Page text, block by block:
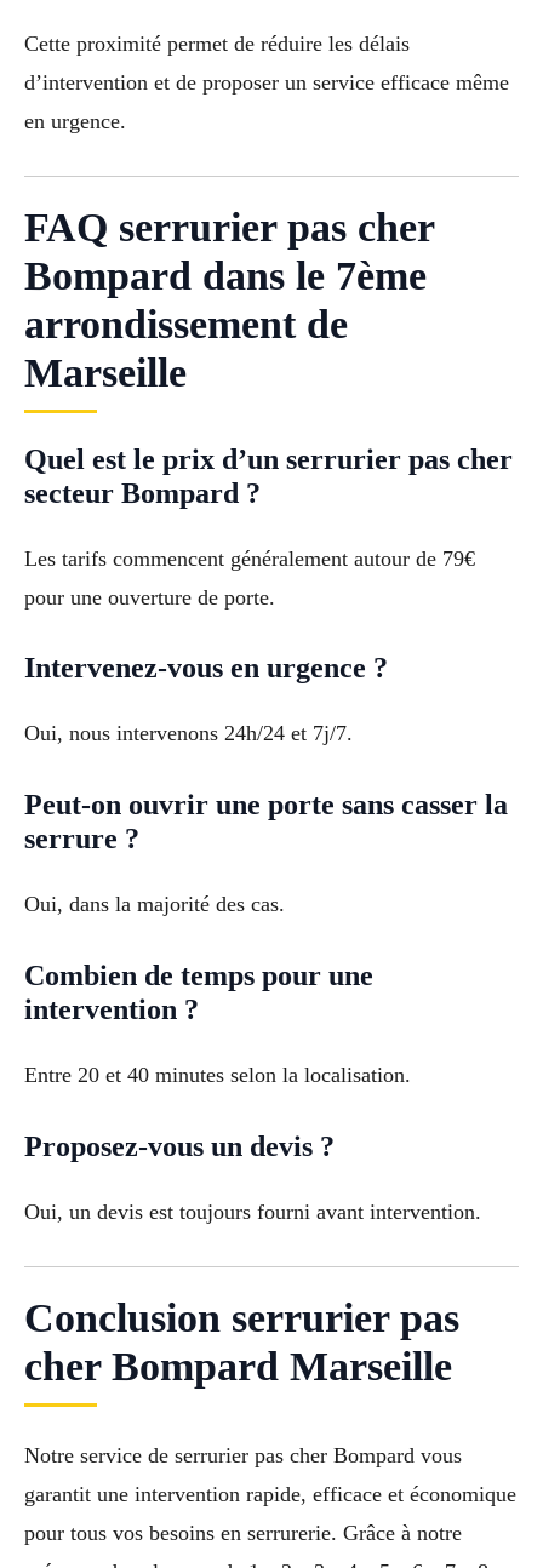
Cette proximité permet de réduire les délais
d’intervention et de proposer un service efficace même
en urgence.
FAQ serrurier pas cher
Bompard dans le 7ème
arrondissement de
Marseille
Quel est le prix d’un serrurier pas cher
secteur Bompard ?
Les tarifs commencent généralement autour de 79€
pour une ouverture de porte.
Intervenez-vous en urgence ?
Oui, nous intervenons 24h/24 et 7j/7.
Peut-on ouvrir une porte sans casser la
serrure ?
Oui, dans la majorité des cas.
Combien de temps pour une
intervention ?
Entre 20 et 40 minutes selon la localisation.
Proposez-vous un devis ?
Oui, un devis est toujours fourni avant intervention.
Conclusion serrurier pas
cher Bompard Marseille
Notre service de serrurier pas cher Bompard vous
garantit une intervention rapide, efficace et économique
pour tous vos besoins en serrurerie. Grâce à notre